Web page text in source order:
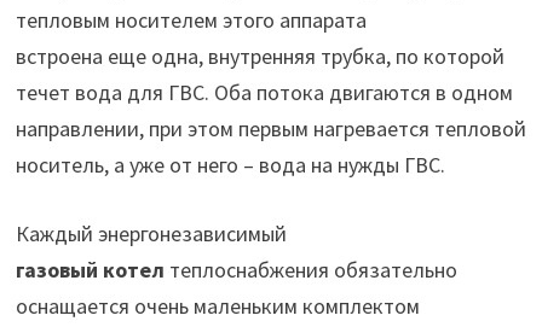
тепловым носителем этого аппарата
встроена еще одна, внутренняя трубка, по которой
течет вода для ГВС. Оба потока двигаются в одном
направлении, при этом первым нагревается тепловой
носитель, а уже от него – вода на нужды ГВС.
Каждый энергонезависимый
газовый котел теплоснабжения обязательно
оснащается очень маленьким комплектом